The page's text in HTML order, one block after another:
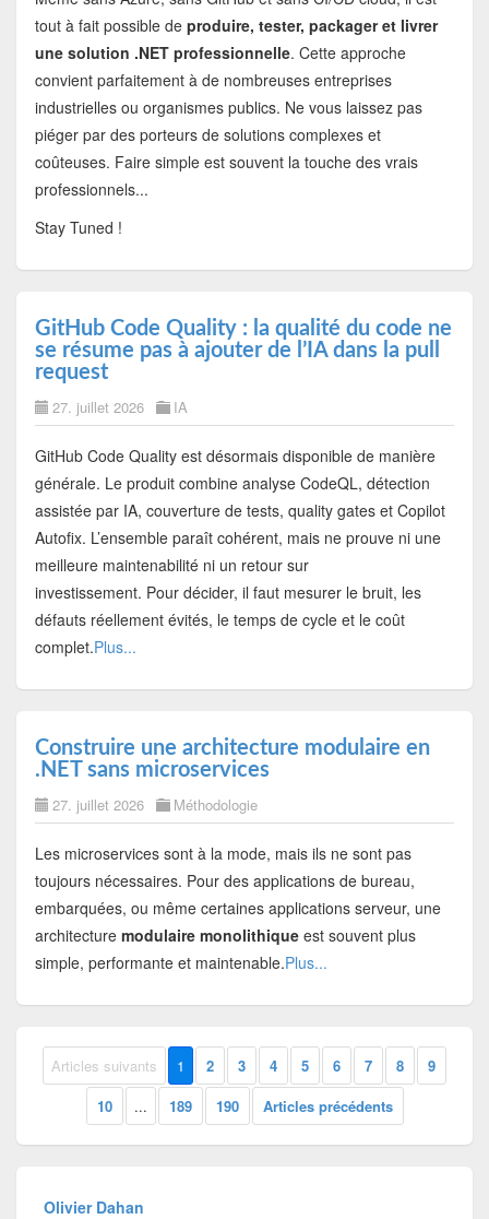
tout à fait possible de produire, tester, packager et livrer
une solution .NET professionnelle. Cette approche
convient parfaitement à de nombreuses entreprises
industrielles ou organismes publics. Ne vous laissez pas
piéger par des porteurs de solutions complexes et
coûteuses. Faire simple est souvent la touche des vrais
professionnels...
Stay Tuned !
GitHub Code Quality : la qualité du code ne
se résume pas à ajouter de l’IA dans la pull
request
27. juillet 2026 IA
GitHub Code Quality est désormais disponible de manière
générale. Le produit combine analyse CodeQL, détection
assistée par IA, couverture de tests, quality gates et Copilot
Autofix. L’ensemble paraît cohérent, mais ne prouve ni une
meilleure maintenabilité ni un retour sur
investissement. Pour décider, il faut mesurer le bruit, les
défauts réellement évités, le temps de cycle et le coût
complet.Plus...
Construire une architecture modulaire en
.NET sans microservices
27. juillet 2026 Méthodologie
Les microservices sont à la mode, mais ils ne sont pas
toujours nécessaires. Pour des applications de bureau,
embarquées, ou même certaines applications serveur, une
architecture modulaire monolithiqueest souvent plus
simple, performante et maintenable.Plus...
Articles suivants 1 2 3 4 5 6 7 8
9
10
... 189 190 Articles précédents
Olivier Dahan